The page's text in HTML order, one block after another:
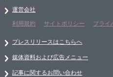
運営会社
利用規約
サイトポリシー プライ
プレスリリースはこちらへ
媒体資料および広告メニュー
記事に関するお問い合わせ